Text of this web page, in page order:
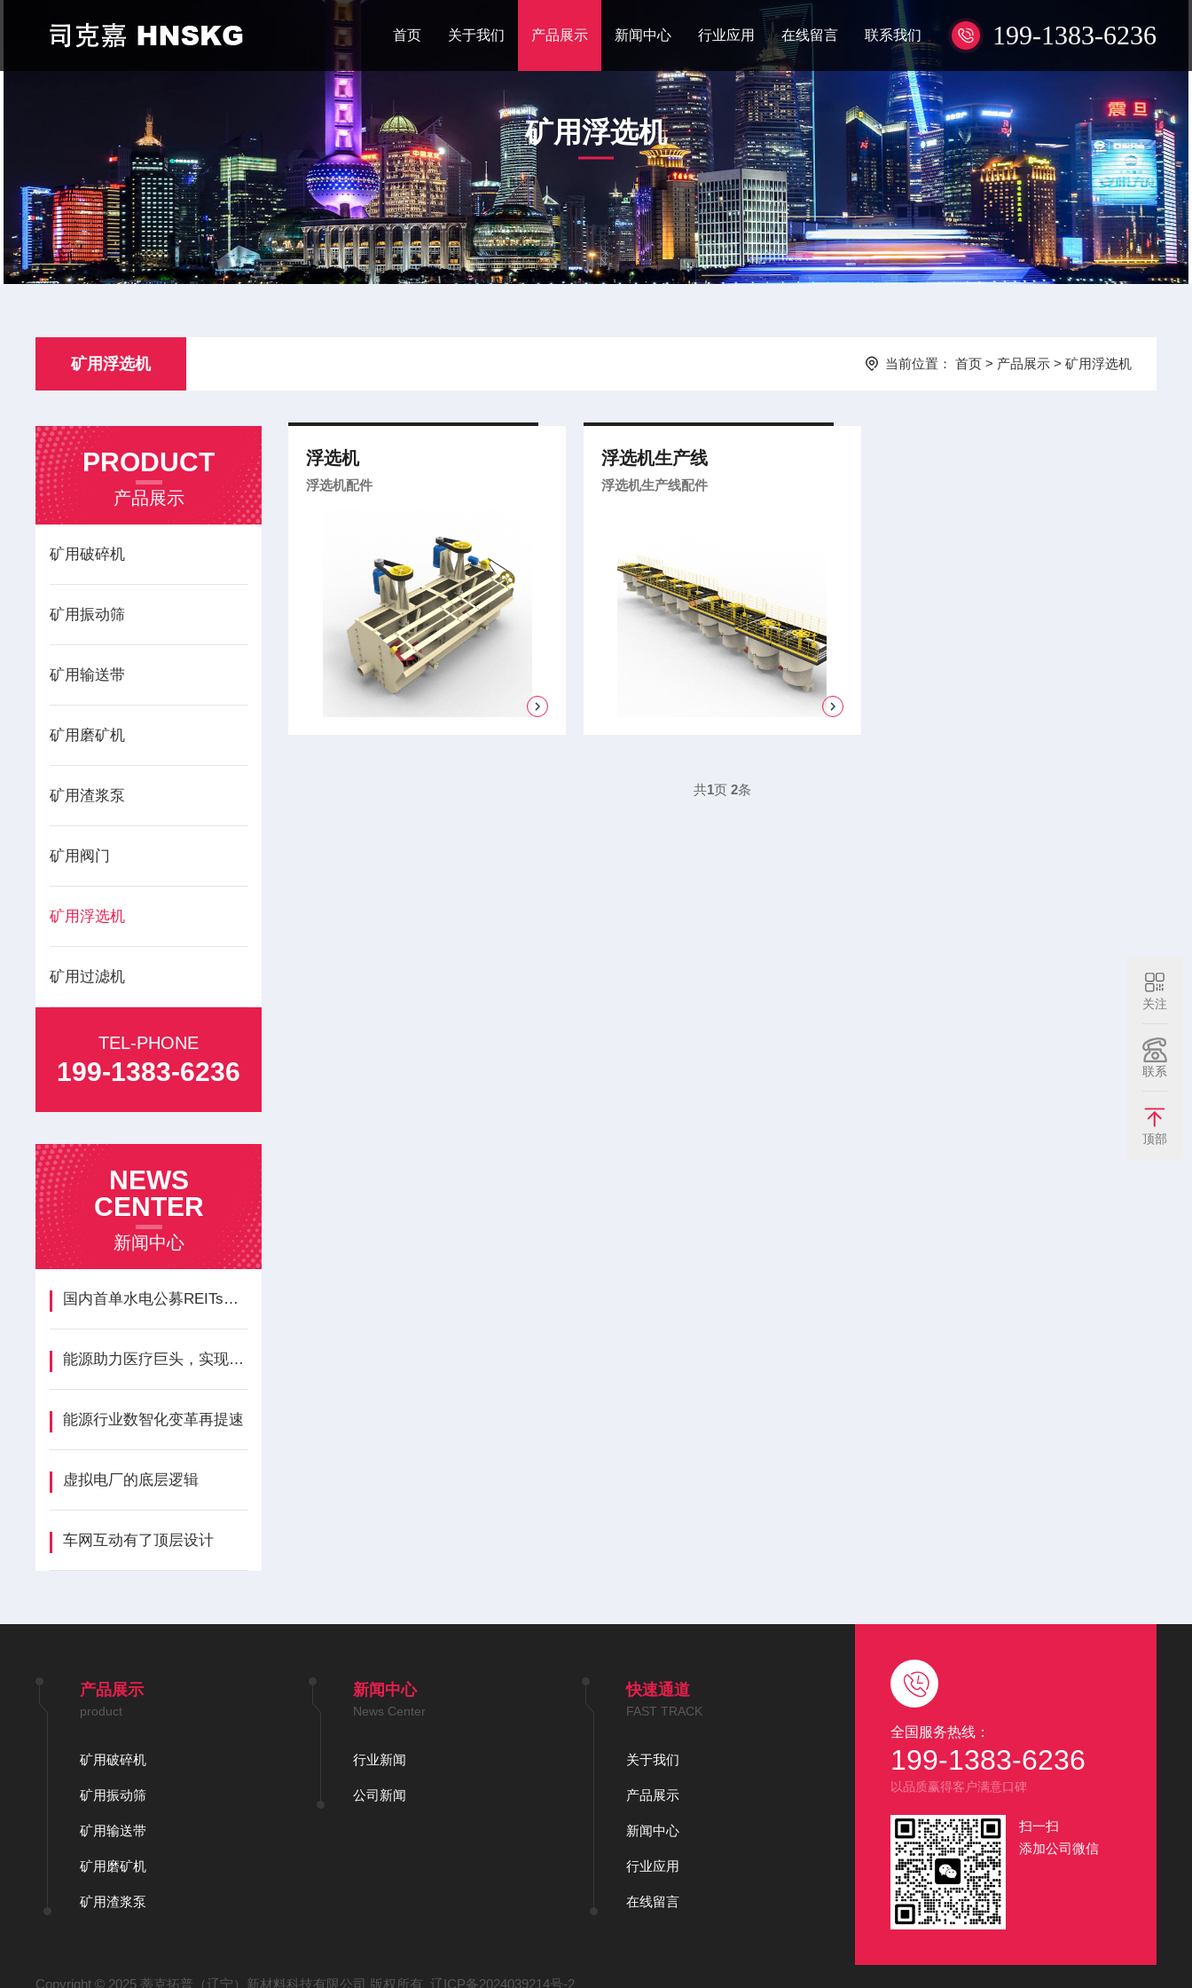
199-1383-6236
首页 关于我们 产品展示 新闻中心 行业应用 在线留言 联系我们
矿用浮选机
矿用浮选机 当前位置： 首页> 产品展示> 矿用浮选机
PRODUCT
产品展示
矿用破碎机
矿用振动筛
矿用输送带
矿用磨矿机
矿用渣浆泵
矿用阀门
矿用浮选机
矿用过滤机
TEL-PHONE
199-1383-6236
NEWS
CENTER
新闻中心
国内首单水电公募REITs项目获批
能源助力医疗巨头，实现绿色发展
能源行业数智化变革再提速
虚拟电厂的底层逻辑
车网互动有了顶层设计
浮选机
浮选机配件
浮选机生产线
浮选机生产线配件
共1页 2条
全国服务热线：
199-1383-6236
以品质赢得客户满意口碑
扫一扫
添加公司微信
产品展示
product
矿用破碎机
矿用振动筛
矿用输送带
矿用磨矿机
矿用渣浆泵
新闻中心
News Center
行业新闻
公司新闻
快速通道
FAST TRACK
关于我们
产品展示
新闻中心
行业应用
在线留言
Copyright © 2025 蒂克拓普（辽宁）新材料科技有限公司 版权所有 辽ICP备2024039214号-2
关注
联系
顶部